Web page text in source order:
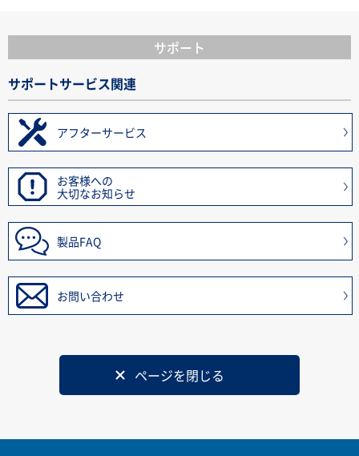
サポート
サポートサービス関連
アフターサービス
お客様への
大切なお知らせ
製品FAQ
お問い合わせ
ページを閉じる